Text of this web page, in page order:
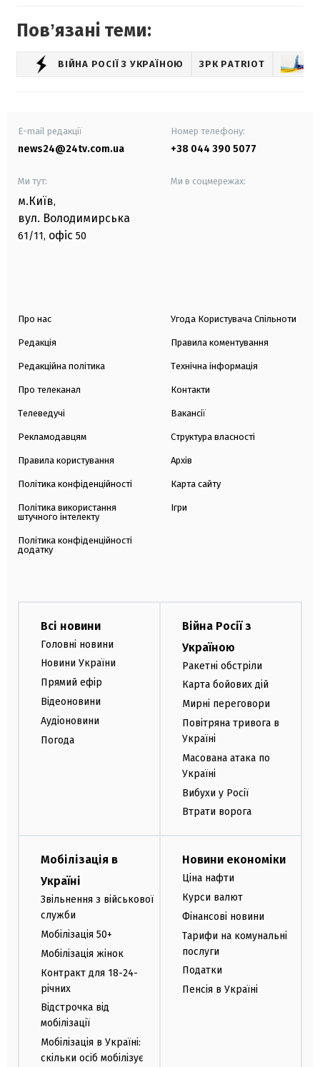
Повʼязані теми:
ВІЙНА РОСІЇ З УКРАЇНОЮ ЗРК PATRIOT
E-mail редакції
news24@24tv.com.ua
Номер телефону:
+38 044 390 5077
Ми тут:
м.Київ,
вул. Володимирська
61/11, офіс 50
Ми в соцмережах:
Про нас
Редакція
Редакційна політика
Про телеканал
Телеведучі
Рекламодавцям
Правила користування
Політика конфіденційності
Політика використання
штучного інтелекту
Політика конфіденційності
додатку
Угода Користувача Спільноти
Правила коментування
Технічна інформація
Контакти
Вакансії
Структура власності
Архів
Карта сайту
Ігри
Всі новини
Головні новини
Новини України
Прямий ефір
Відеоновини
Аудіоновини
Погода
Війна Росії з
Україною
Ракетні обстріли
Карта бойових дій
Мирні переговори
Повітряна тривога в
Україні
Масована атака по
Україні
Вибухи у Росії
Втрати ворога
Мобілізація в
Україні
Звільнення з військової
служби
Мобілізація 50+
Мобілізація жінок
Контракт для 18-24-
річних
Відстрочка від
мобілізації
Мобілізація в Україні:
скільки осіб мобілізує
Новини економіки
Ціна нафти
Курси валют
Фінансові новини
Тарифи на комунальні
послуги
Податки
Пенсія в Україні